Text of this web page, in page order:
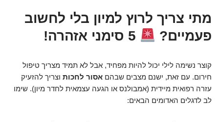
מתי צריך לרוץ למיון בלי לחשוב
פעמיים?
קוצר נשימה לילי יכול להיות מפחיד, אבל לא תמיד מצריך טיפול
חירום. עם זאת, ישנם מצבים שבהם אסור לחכות וצריך להזעיק
עזרה רפואית מיידית (אמבולנס או הגעה עצמאית לחדר מיון). שימו
לב לדגלים האדומים הבאים: